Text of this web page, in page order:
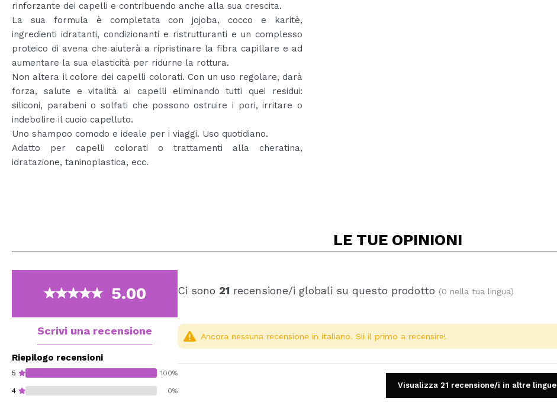
rinforzante dei capelli e contribuendo anche alla sua crescita.
La sua formula è completata con jojoba, cocco e karitè,
ingredienti idratanti, condizionanti e ristrutturanti e un complesso
proteico di avena che aiuterà a ripristinare la fibra capillare e ad
aumentare la sua elasticità per ridurne la rottura.
Non altera il colore dei capelli colorati. Con un uso regolare, darà
forza, salute e vitalità ai capelli eliminando tutti quei residui:
siliconi, parabeni o solfati che possono ostruire i pori, irritare o
indebolire il cuoio capelluto.
Uno shampoo comodo e ideale per i viaggi. Uso quotidiano.
Adatto per capelli colorati o trattamenti alla cheratina,
idratazione, taninoplastica, ecc.
LE TUE OPINIONI
5.00
Scrivi una recensione
Riepilogo recensioni
5 100%
4 0%
Ci sono 21 recensione/i globali su questo prodotto (0 nella tua lingua)
Ancora nessuna recensione in italiano. Sii il primo a recensire!
Visualizza 21 recensione/i in altre lingue